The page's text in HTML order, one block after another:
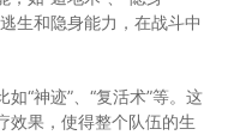
生和隐身能力，在战斗中
“神迹”、“复活术”等。这
效果，使得整个队伍的生